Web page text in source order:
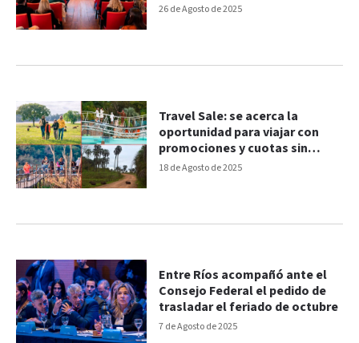
26 de Agosto de 2025
18 de Agosto de 2025
Travel Sale: se acerca la
oportunidad para viajar con
promociones y cuotas sin
interés
7 de Agosto de 2025
Entre Ríos acompañó ante el
Consejo Federal el pedido de
trasladar el feriado de octubre